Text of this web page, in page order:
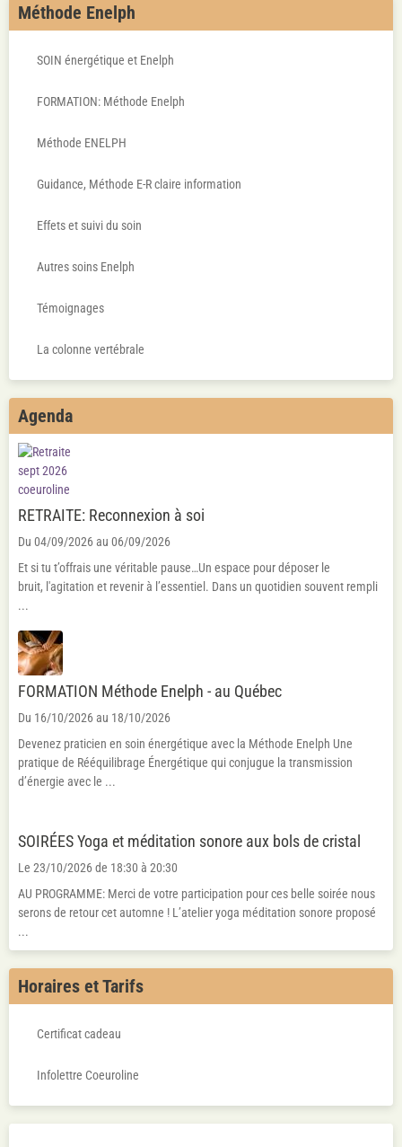
Méthode Enelph
SOIN énergétique et Enelph
FORMATION: Méthode Enelph
Méthode ENELPH
Guidance, Méthode E-R claire information
Effets et suivi du soin
Autres soins Enelph
Témoignages
La colonne vertébrale
Agenda
RETRAITE: Reconnexion à soi
Du 04/09/2026au 06/09/2026
Et si tu t’offrais une véritable pause…Un espace pour déposer le
bruit, l'agitation et revenir à l’essentiel. Dans un quotidien souvent rempli
...
FORMATION Méthode Enelph - au Québec
Du 16/10/2026au 18/10/2026
Devenez praticien en soin énergétique avec la Méthode Enelph Une
pratique de Rééquilibrage Énergétique qui conjugue la transmission
d’énergie avec le ...
SOIRÉES Yoga et méditation sonore aux bols de cristal
Le 23/10/2026
à 20:30
AU PROGRAMME: Merci de votre participation pour ces belle soirée nous
serons de retour cet automne ! L’atelier yoga méditation sonore proposé
...
Horaires et Tarifs
Certificat cadeau